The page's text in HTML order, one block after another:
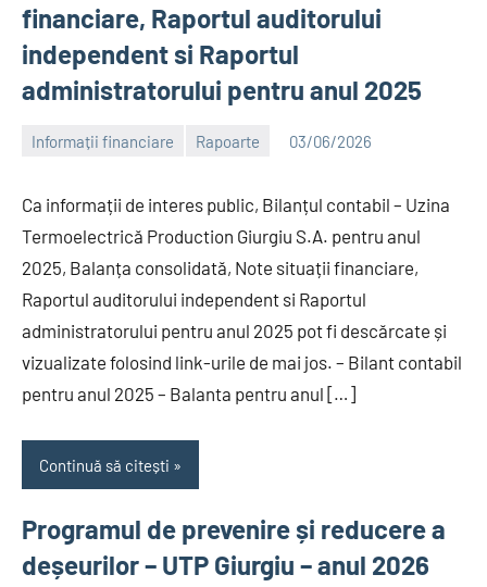
financiare, Raportul auditorului
independent si Raportul
administratorului pentru anul 2025
Informații financiare Rapoarte 03/06/2026
Alexandru
Ca informații de interes public, Bilanțul contabil – Uzina
Termoelectrică Production Giurgiu S.A. pentru anul
2025, Balanța consolidată, Note situații financiare,
Raportul auditorului independent si Raportul
administratorului pentru anul 2025 pot fi descărcate și
vizualizate folosind link-urile de mai jos. – Bilant contabil
pentru anul 2025 – Balanta pentru anul […]
Continuă să citești
Programul de prevenire și reducere a
deșeurilor – UTP Giurgiu – anul 2026